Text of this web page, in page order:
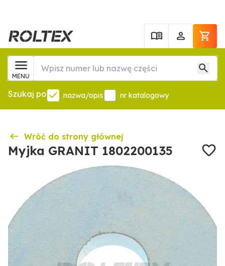
MENU
Szukaj po nazwa/opis nr katalogowy
Wróć do strony głównej
Myjka GRANIT 1802200135